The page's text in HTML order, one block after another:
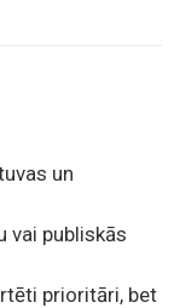
un
vai publiskās
prioritāri, bet